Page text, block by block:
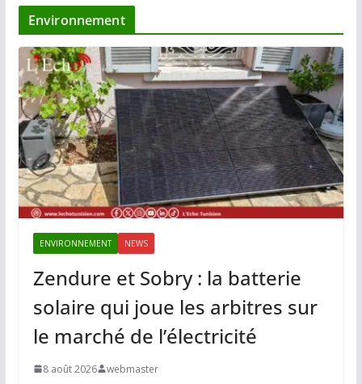
Environnement
ENVIRONNEMENT NEWS
Zendure et Sobry : la batterie
solaire qui joue les arbitres sur
le marché de l’électricité
8 août 2026 webmaster